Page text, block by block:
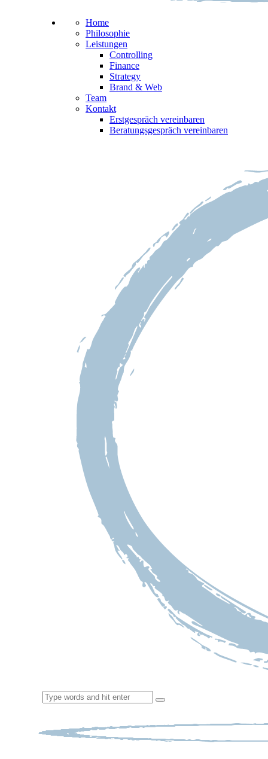
Home
Philosophie
Leistungen
Controlling
Finance
Strategy
Brand & Web
Team
Kontakt
Erstgespräch vereinbaren
Beratungsgespräch vereinbaren